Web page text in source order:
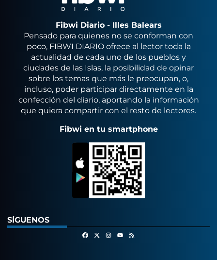
Fibwi Diario - Illes Balears
Pensado para quienes no se conforman con
poco, FIBWI DIARIO ofrece al lector toda la
actualidad de cada uno de los pueblos y
ciudades de las Islas, la posibilidad de opinar
sobre los temas que más le preocupan, o,
incluso, poder participar directamente en la
confección del diario, aportando la información
que quiera compartir con el resto de lectores.
Fibwi en tu smartphone
SÍGUENOS
FacebookInstagram